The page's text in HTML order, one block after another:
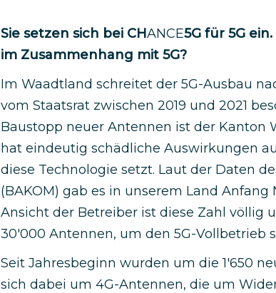
Sie setzen sich bei CHANCE5G für 5G
im Zusammenhang mit 5G?
Im Waadtland schreitet der 5G-Ausbau
vom Staatsrat zwischen 2019 und 2021
Baustopp neuer Antennen ist der Kanton
hat eindeutig schädliche Auswirkungen
diese Technologie setzt. Laut der Daten
(BAKOM) gab es in unserem Land
Ansicht der Betreiber ist diese Zahl völlig
30'000 Antennen, um den 5G-Vollbetrieb
Seit Jahresbeginn wurden um die 1'650
sich dabei um 4G-Antennen, die um